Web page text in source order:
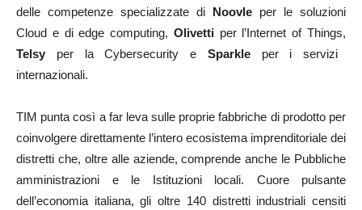
delle competenze specializzate di Noovle per le soluzioni
Cloud e di edge computing, Olivettiper l’Internet of Things,
Telsy per la Cybersecurity e Sparkleper i servizi
internazionali.
TIM punta così a far leva sulle proprie fabbriche di prodotto per
coinvolgere direttamente l’intero ecosistema imprenditoriale dei
distretti che, oltre alle aziende, comprende anche le Pubbliche
amministrazioni e le Istituzioni locali. Cuore pulsante
dell’economia italiana, gli oltre 140 distretti industriali censiti